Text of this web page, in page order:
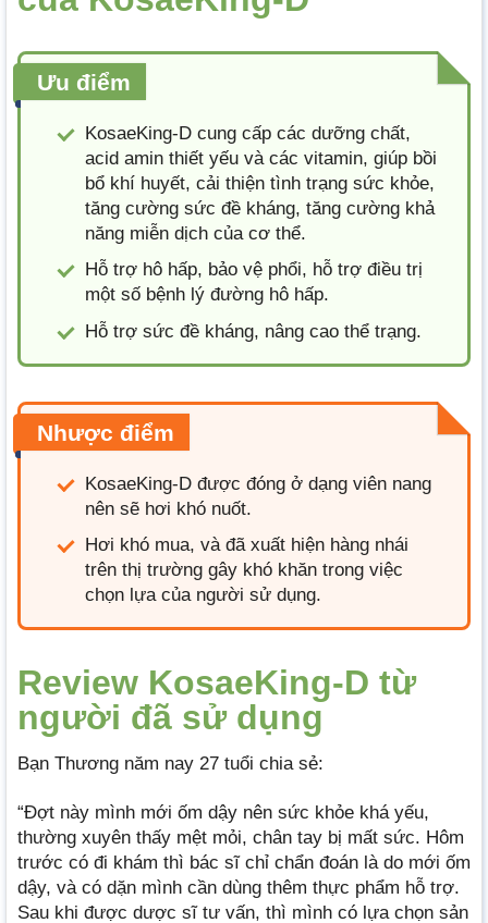
Ưu điểm
KosaeKing-D cung cấp các dưỡng chất,
acid amin thiết yếu và các vitamin, giúp bồi
bổ khí huyết, cải thiện tình trạng sức khỏe,
tăng cường sức đề kháng, tăng cường khả
năng miễn dịch của cơ thể.
Hỗ trợ hô hấp, bảo vệ phổi, hỗ trợ điều trị
một số bệnh lý đường hô hấp.
Hỗ trợ sức đề kháng, nâng cao thể trạng.
Nhược điểm
KosaeKing-D được đóng ở dạng viên nang
nên sẽ hơi khó nuốt.
Hơi khó mua, và đã xuất hiện hàng nhái
trên thị trường gây khó khăn trong việc
chọn lựa của người sử dụng.
Review KosaeKing-D từ
người đã sử dụng
Bạn Thương năm nay 27 tuổi chia sẻ:
“Đợt này mình mới ốm dậy nên sức khỏe khá yếu,
thường xuyên thấy mệt mỏi, chân tay bị mất sức. Hôm
trước có đi khám thì bác sĩ chỉ chẩn đoán là do mới ốm
dậy, và có dặn mình cần dùng thêm thực phẩm hỗ trợ.
Sau khi được dược sĩ tư vấn, thì mình có lựa chọn sản